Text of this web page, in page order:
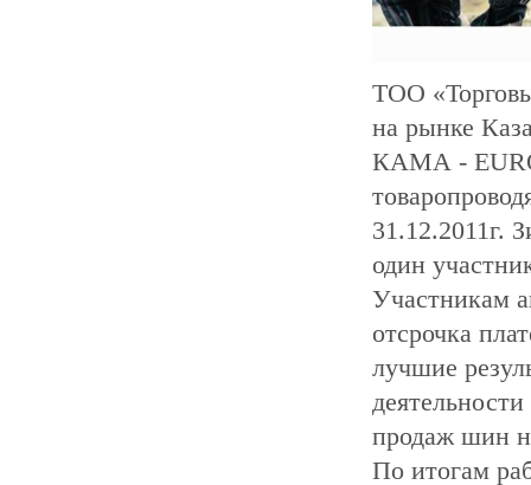
ТОО
на рынке
КАМА -
31.12.2011г.
один
Участникам
отсрочка
лучшие
продаж шин
По итогам